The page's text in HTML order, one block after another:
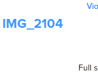
IMG_2104
Full